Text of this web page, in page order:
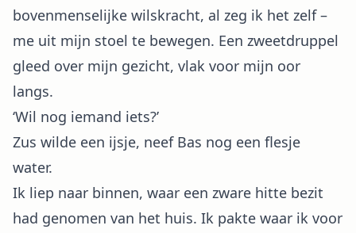
bovenmenselijke wilskracht, al zeg ik het zelf –
me uit mijn stoel te bewegen. Een zweetdruppel
gleed over mijn gezicht, vlak voor mijn oor
langs.
‘Wil nog iemand iets?’
Zus wilde een ijsje, neef Bas nog een flesje
water.
Ik liep naar binnen, waar een zware hitte bezit
had genomen van het huis. Ik pakte waar ik voor